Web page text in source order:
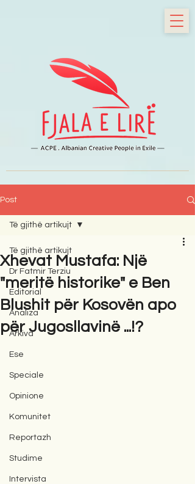
Post
Të gjithë artikujt
Dr Fatmir Terziu
Editorial
Analiza
Arkiva
Ese
Speciale
Opinione
Komunitet
Reportazh
Studime
Intervista
Të gjithë artikujt
Xhevat Mustafa: Një
"meritë historike" e Ben
Blushit për Kosovën apo
për Jugosllavinë ...!?